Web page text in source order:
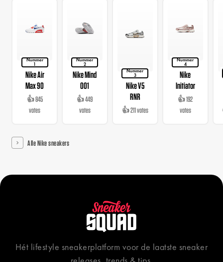
Nummer
1
Nike Air
Max 90
👍 845
votes
Nummer
2
Nike Mind
001
👍 449
votes
Nummer
3
Nike V5
RNR
👍 211 votes
Nummer
4
Nike
Initiator
👍 192
votes
Alle Nike sneakers
Hét lifestyle sneakerplatform voor de laatste sneaker